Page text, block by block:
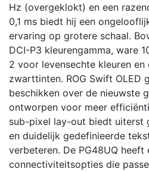
Hz (overgeklokt) en een
0,1 ms biedt hij een
ervaring op grotere schaal.
DCI-P3 kleurengamma, ware
2 voor levensechte kleuren
zwarttinten. ROG Swift OLED
beschikken over de nieuwste
ontworpen voor meer
sub-pixel lay-out biedt uiterst
en duidelijk gedefinieerde
verbeteren. De PG48UQ heeft
connectiviteitsopties die